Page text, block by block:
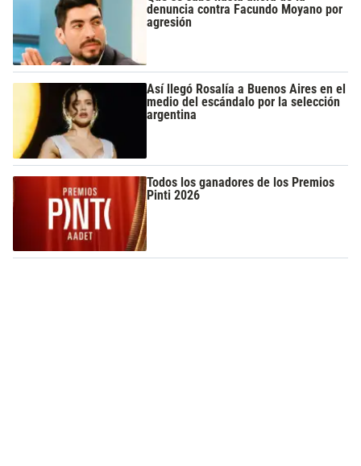
denuncia contra Facundo Moyano por
agresión
Así llegó Rosalía a Buenos Aires en el
medio del escándalo por la selección
argentina
Todos los ganadores de los Premios
Pinti 2026